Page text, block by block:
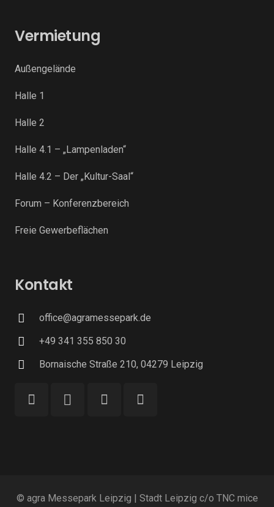
Vermietung
Außengelände
Halle 1
Halle 2
Halle 4.1 – „Lampenladen“
Halle 4.2 – Der „Kultur-Saal“
Forum – Konferenzbereich
Freie Gewerbeflächen
Kontakt
office@agramessepark.de
+49 341 355 850 30
Bornaische Straße 210, 04279 Leipzig
© agra Messepark Leipzig | Stadt Leipzig c/o TNC mice